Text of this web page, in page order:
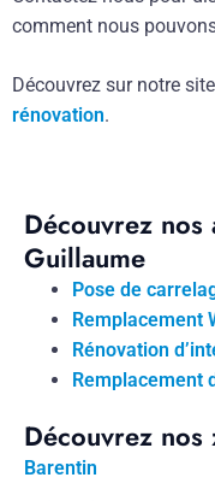
comment nous
Découvrez sur notre
rénovation.
Découvrez nos
Guillaume
Pose de
Remplacement
Rénovation
Remplacement
Découvrez nos
Barentin